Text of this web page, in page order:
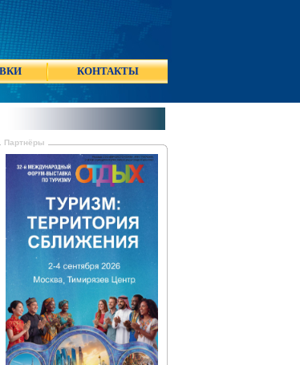
КОНТАКТЫ
Партнёры